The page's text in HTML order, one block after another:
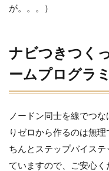
同時にこ
のソフト
を遊びた
い・・・
が。。。）
ナビつきつく
ームプログラ
ノードン同士を線でつ
りゼロから作るのは無
ちんとステップバイス
ていますので、ご安心く